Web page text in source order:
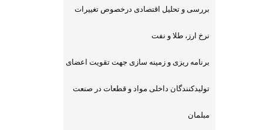
بررسی و تحلیل اقتصادی درخصوص تغییرات
نرخ ارز، طلا و نفت
برنامه ریزی و زمینه سازی جهت تقویت اعضای
تولیدکنندگان داخلی مواد و قطعات در صنعت
مبلمان